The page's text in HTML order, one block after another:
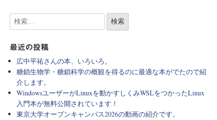
最近の投稿
広中平祐さんの本、いろいろ。
糖鎖生物学・糖鎖科学の概観を得るのに最適な本がでたので紹
介します。
WindowsユーザーがLinuxを動かすしくみWSLをつかったLinux
入門本が無料公開されています！
東京大学オープンキャンパス2026の動画の紹介です。